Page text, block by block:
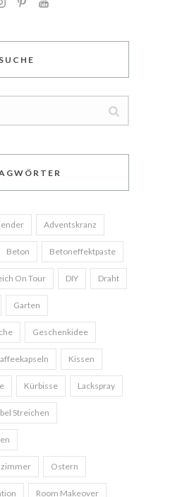
SUCHE
Adventskranz
Beton Betoneffektpaste
On Tour DIY Draht
Garten
Geschenkidee
Kissen
Kürbisse Lackspray
Streichen
Ostern
Room Makeover